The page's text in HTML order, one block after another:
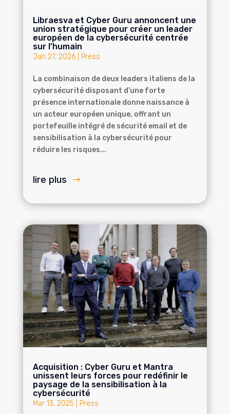
Libraesva et Cyber Guru annoncent une
union stratégique pour créer un leader
européen de la cybersécurité centrée
sur l’humain
Jan 27, 2026| Press
La combinaison de deux leaders italiens de la
cybersécurité disposant d’une forte
présence internationale donne naissance à
un acteur européen unique, offrant un
portefeuille intégré de sécurité email et de
sensibilisation à la cybersécurité pour
réduire les risques...
lire plus
Acquisition : Cyber Guru et Mantra
unissent leurs forces pour redéfinir le
paysage de la sensibilisation à la
cybersécurité
Mar 13, 2025 Press